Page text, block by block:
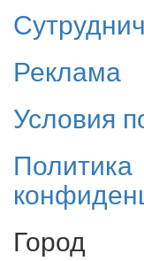
Реклама
Условия
Политика
Город